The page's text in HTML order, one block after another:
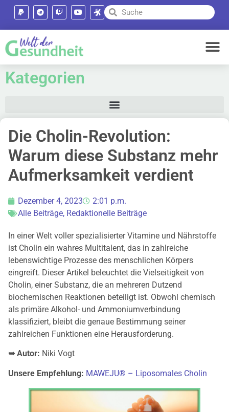
Kategorien
Die Cholin-Revolution:
Warum diese Substanz mehr
Aufmerksamkeit verdient
Dezember 4, 2023
2:01 p.m.
Alle Beiträge, Redaktionelle Beiträge
In einer Welt voller spezialisierter Vitamine und Nährstoffe
ist Cholin ein wahres Multitalent, das in zahlreiche
lebenswichtige Prozesse des menschlichen Körpers
eingreift. Dieser Artikel beleuchtet die Vielseitigkeit von
Cholin, einer Substanz, die an mehreren Dutzend
biochemischen Reaktionen beteiligt ist. Obwohl chemisch
als primäre Alkohol- und Ammoniumverbindung
klassifiziert, bleibt die genaue Bestimmung seiner
zahlreichen Funktionen eine Herausforderung.
➥ Autor: Niki Vogt
Unsere Empfehlung: MAWEJU® – Liposomales Cholin